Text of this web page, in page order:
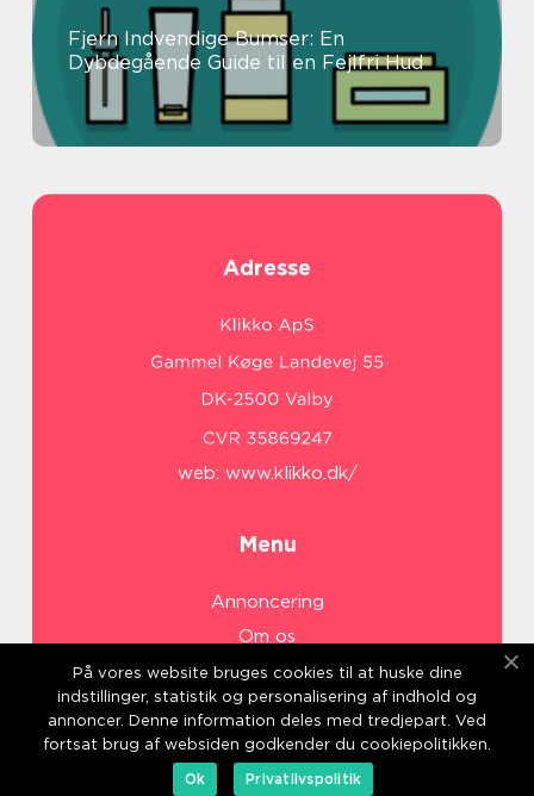
Fjern Indvendige Bumser: En
Dybdegående Guide til en Fejlfri Hud
Adresse
web: www.klikko.dk/
Menu
Annoncering
Om os
Cookies
Kontakt os
Sitemap
På vores website bruges cookies til at huske dine
indstillinger, statistik og personalisering af indhold og
annoncer. Denne information deles med tredjepart. Ved
fortsat brug af websiden godkender du cookiepolitikken.
Ok
Privatlivspolitik